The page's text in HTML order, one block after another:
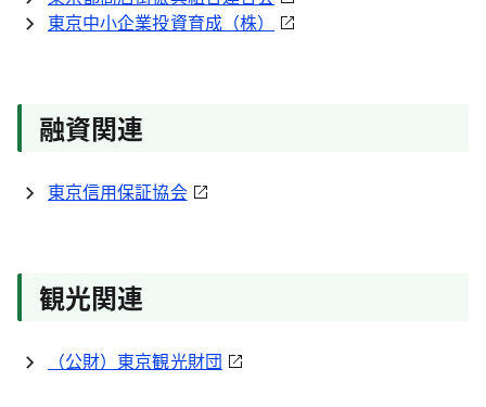
東京中小企業投資育成（株）
融資関連
東京信用保証協会
観光関連
（公財）東京観光財団